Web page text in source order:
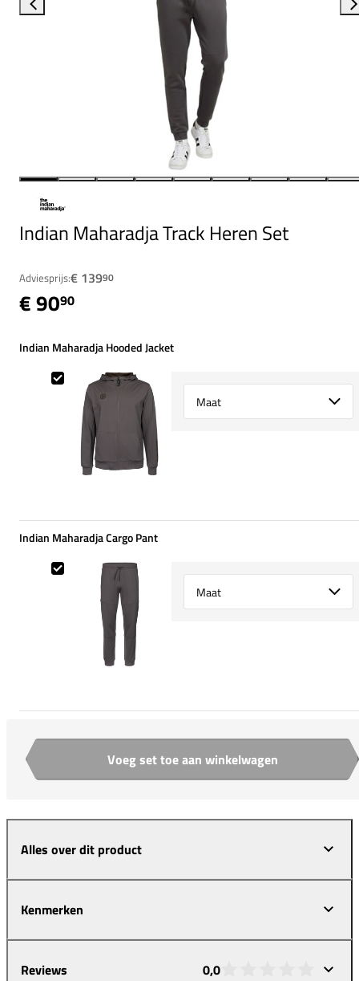
Indian Maharadja Track Heren Set
Adviesprijs:€ 13990
€ 9090
Indian Maharadja Hooded Jacket
Select {option} for {name}
Indian Maharadja Hooded Jacket
Indian Maharadja Cargo Pant
Select {option} for {name}
Indian Maharadja Cargo Pant
Aantal Voeg set toe aan winkelwagen
Alles over dit product
Kenmerken
Reviews 0,0